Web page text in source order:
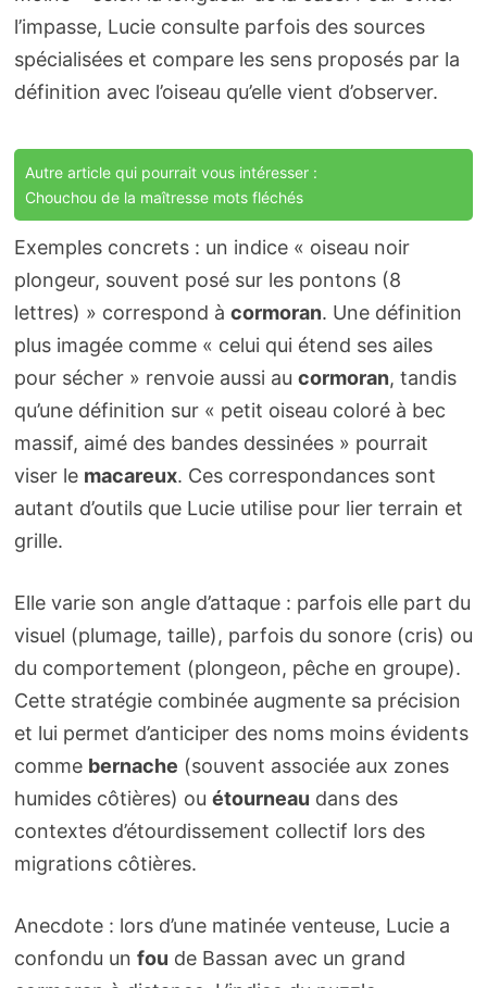
l’impasse, Lucie consulte parfois des sources
spécialisées et compare les sens proposés par la
définition avec l’oiseau qu’elle vient d’observer.
Autre article qui pourrait vous intéresser :
Chouchou de la maîtresse mots fléchés
Exemples concrets : un indice « oiseau noir
plongeur, souvent posé sur les pontons (8
lettres) » correspond à cormoran. Une définition
plus imagée comme « celui qui étend ses ailes
pour sécher » renvoie aussi au cormoran, tandis
qu’une définition sur « petit oiseau coloré à bec
massif, aimé des bandes dessinées » pourrait
viser le macareux. Ces correspondances sont
autant d’outils que Lucie utilise pour lier terrain et
grille.
Elle varie son angle d’attaque : parfois elle part du
visuel (plumage, taille), parfois du sonore (cris) ou
du comportement (plongeon, pêche en groupe).
Cette stratégie combinée augmente sa précision
et lui permet d’anticiper des noms moins évidents
comme bernache (souvent associée aux zones
humides côtières) ou étourneau dans des
contextes d’étourdissement collectif lors des
migrations côtières.
Anecdote : lors d’une matinée venteuse, Lucie a
confondu un fou de Bassan avec un grand